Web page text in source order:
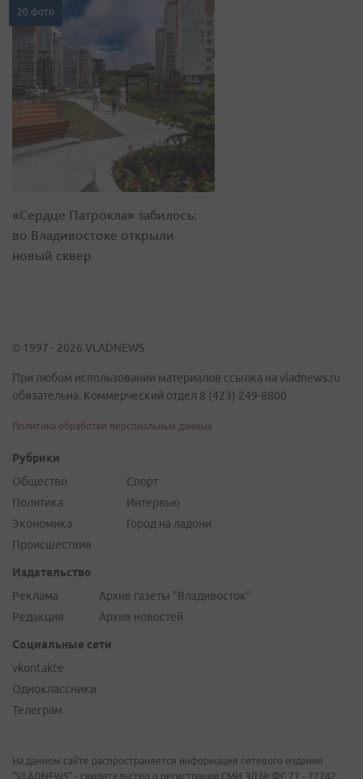
20 фото
«Сердце Патрокла» забилось:
во Владивостоке открыли
новый сквер
© 1997 - 2026 VLADNEWS
При любом использовании материалов ссылка на vladnews.ru
обязательна. Коммерческий отдел 8 (423) 249-8800
Политика обработки персональных данных
Рубрики
Общество
Политика
Экономика
Происшествия
Спорт
Интервью
Город на ладони
Издательство
Реклама
Редакция
Архив газеты "Владивосток"
Архив новостей
Социальные сети
vkontakte
Одноклассники
Телеграм
На данном сайте распространяется информация сетевого издания
"VLADNEWS" - свидетельство о регистрации СМИ ЭЛ № ФС 77 - 72742,